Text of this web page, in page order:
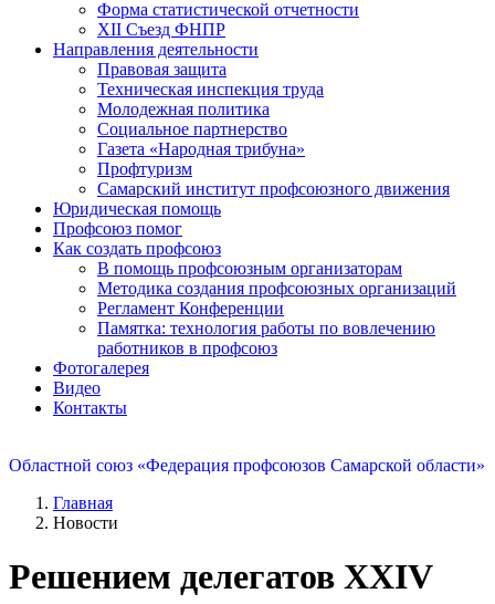
Форма статистической отчетности
XII Съезд ФНПР
Направления деятельности
Правовая защита
Техническая инспекция труда
Молодежная политика
Социальное партнерство
Газета «Народная трибуна»
Профтуризм
Самарский институт профсоюзного движения
Юридическая помощь
Профсоюз помог
Как создать профсоюз
В помощь профсоюзным организаторам
Методика создания профсоюзных организаций
Регламент Конференции
Памятка: технология работы по вовлечению
работников в профсоюз
Фотогалерея
Видео
Контакты
Областной союз «Федерация профсоюзов Самарской области»
Главная
Новости
Решением делегатов XXIV